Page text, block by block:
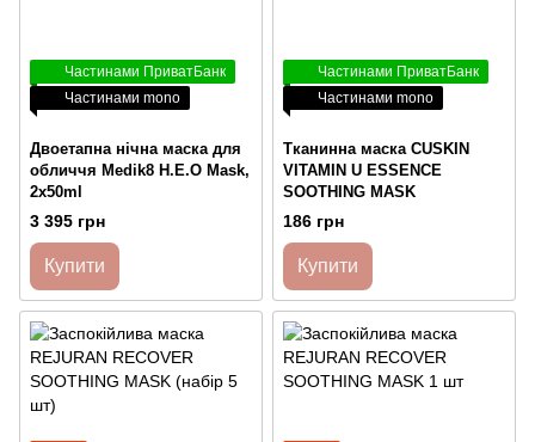
Частинами ПриватБанк
Частинами mono
Двоетапна нічна маска для
обличчя Medik8 H.E.O Mask,
2x50ml
3 395 грн
Купити
Частинами ПриватБанк
Частинами mono
Тканинна маска CUSKIN
VITAMIN U ESSENCE
SOOTHING MASK
186 грн
Купити